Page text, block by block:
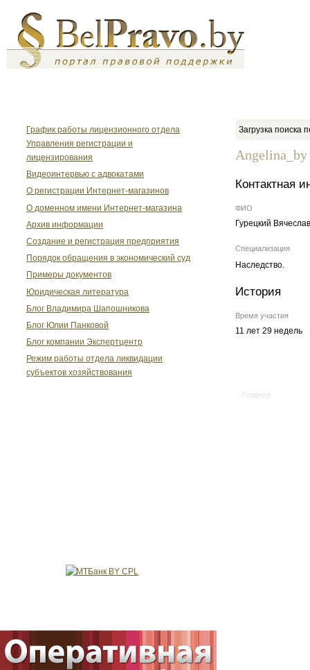
График работы лицензионного отдела
Управления регистрации и
лицензирования
Видеоинтервью с адвокатами
О регистрации Интернет-магазинов
О доменном имени Интернет-магазина
Архив информации
Создание и регистрация предприятия
Порядок обращения в экономический суд
Примеры документов
Юридическая литература
Блог Владимира Шапошникова
Блог Юлии Панковой
Блог компании Экспертцентр
Режим работы отдела ликвидации
субъектов хозяйствования
Загрузка поиска
Angelina_by
Контактная
ФИО
Гурецкий
Специализация
Наследство.
История
Время участия
11 лет 29 недель
Главная